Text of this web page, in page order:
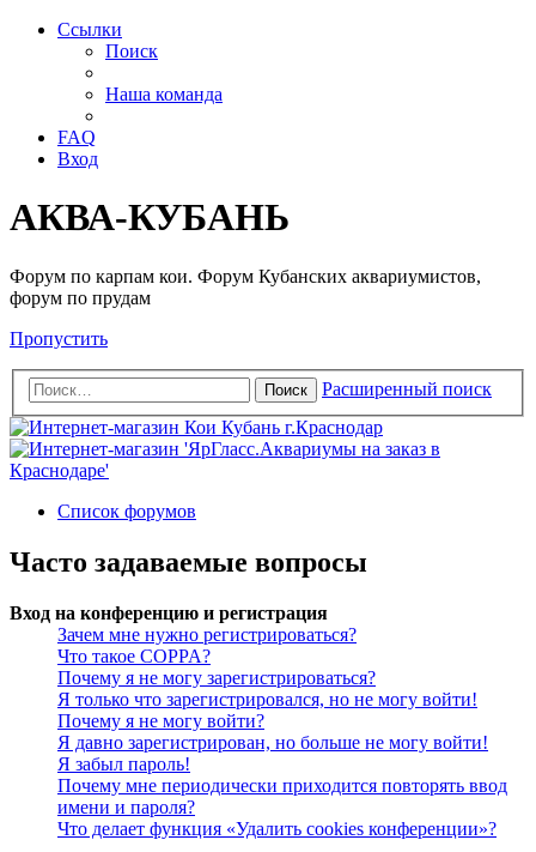
Ссылки
Поиск
Наша команда
FAQ
Вход
АКВА-КУБАНЬ
Форум по карпам кои. Форум Кубанских аквариумистов,
форум по прудам
Пропустить
Поиск Расширенный поиск
Список форумов
Часто задаваемые вопросы
Вход на конференцию и регистрация
Зачем мне нужно регистрироваться?
Что такое COPPA?
Почему я не могу зарегистрироваться?
Я только что зарегистрировался, но не могу войти!
Почему я не могу войти?
Я давно зарегистрирован, но больше не могу войти!
Я забыл пароль!
Почему мне периодически приходится повторять ввод
имени и пароля?
Что делает функция «Удалить cookies конференции»?